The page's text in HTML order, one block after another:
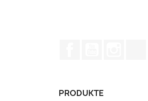
PRODUKTE